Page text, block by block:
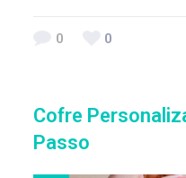
0 0
Cofre
Passo